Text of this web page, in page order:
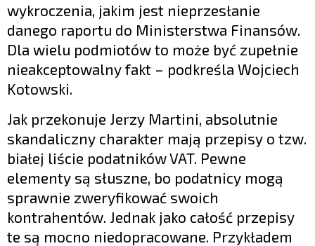
wykroczenia, jakim jest nieprzesłanie
danego raportu do Ministerstwa Finansów.
Dla wielu podmiotów to może być zupełnie
nieakceptowalny fakt – podkreśla Wojciech
Kotowski.
Jak przekonuje Jerzy Martini, absolutnie
skandaliczny charakter mają przepisy o tzw.
białej liście podatników VAT. Pewne
elementy są słuszne, bo podatnicy mogą
sprawnie zweryfikować swoich
kontrahentów. Jednak jako całość przepisy
te są mocno niedopracowane. Przykładem